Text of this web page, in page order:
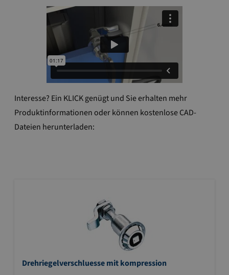
Interesse? Ein KLICK genügt und Sie erhalten mehr
Produktinformationen oder können kostenlose CAD-
Dateien herunterladen:
Drehriegelverschluesse mit kompression